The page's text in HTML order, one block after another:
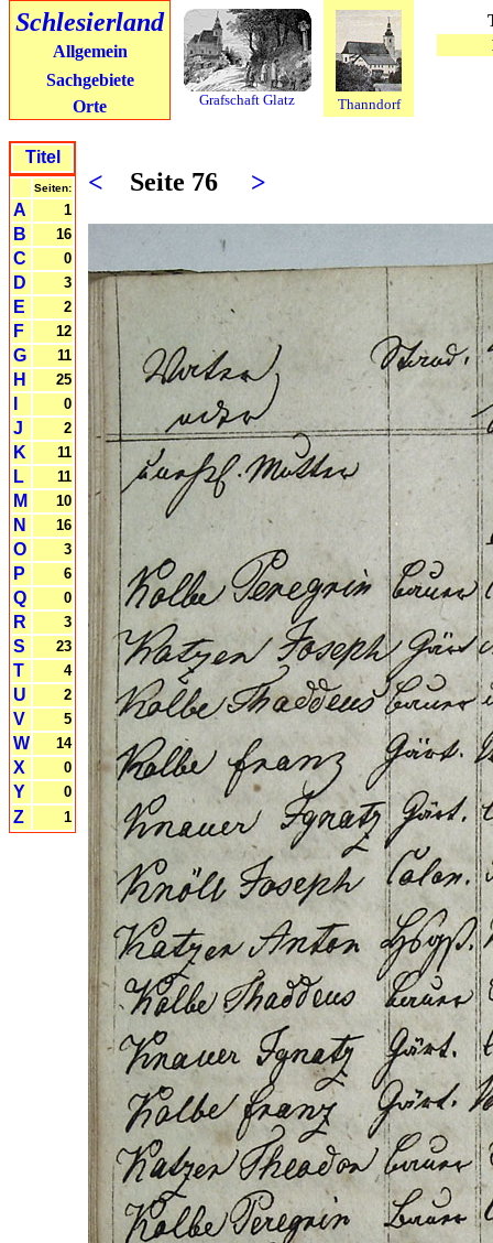
Thanndorf
Grafschaft Glatz
Schlesierland
Allgemein
Sachgebiete
Orte
Titel
Seiten:
A 1
B 16
C 0
D 3
E 2
F 12
G 11
H 25
0
J 2
K 11
L 11
M 10
N 16
O 3
P 6
Q 0
R 3
S 23
T 4
U 2
V 5
W 14
X 0
Y 0
Z 1
< Seite 76 >